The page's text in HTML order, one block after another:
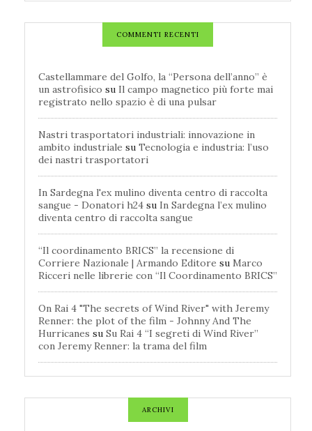
COMMENTI RECENTI
Castellammare del Golfo, la “Persona dell’anno” è
un astrofisico su Il campo magnetico più forte mai
registrato nello spazio è di una pulsar
Nastri trasportatori industriali: innovazione in
ambito industriale su Tecnologia e industria: l’uso
dei nastri trasportatori
In Sardegna l'ex mulino diventa centro di raccolta
sangue - Donatori h24 su In Sardegna l’ex mulino
diventa centro di raccolta sangue
“Il coordinamento BRICS” la recensione di
Corriere Nazionale | Armando Editore su Marco
Ricceri nelle librerie con “Il Coordinamento BRICS”
On Rai 4 "The secrets of Wind River" with Jeremy
Renner: the plot of the film - Johnny And The
Hurricanes su Su Rai 4 “I segreti di Wind River”
con Jeremy Renner: la trama del film
ARCHIVI